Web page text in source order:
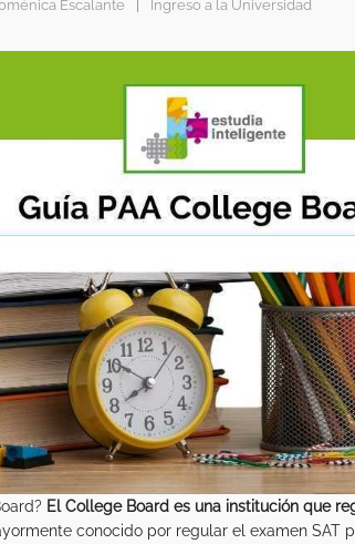
Escalante Ingreso a la Universidad
El College Board es una institución que
conocido por regular el examen SAT